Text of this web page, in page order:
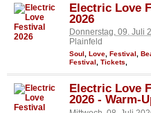
Electric Love
2026
Donnerstag, 09. Juli
Plainfeld
Soul Love Festival
Festival
Tickets
Electric Love
2026 - Warm-